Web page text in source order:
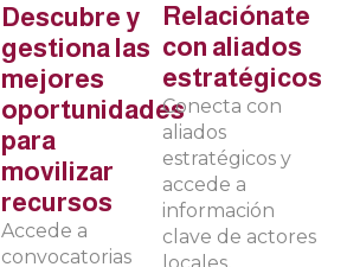
Descubre y
gestiona las
mejores
oportunidades
para
movilizar
recursos
Accede a
convocatorias
Relaciónate
con aliados
estratégicos
Conecta con
aliados
estratégicos y
accede a
información
clave de actores